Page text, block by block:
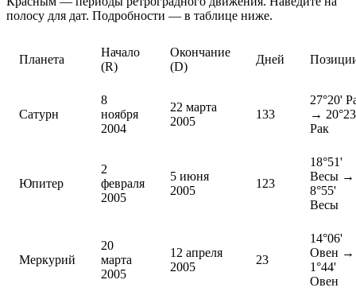
полосу для дат. Подробности — в таблице ниже.
Планета
Начало
(R)
Окончание
(D)
Дней
Сатурн
8
ноября
2004
22 марта
2005
133
27°20'
→
Рак
Юпитер
2
февраля
2005
5 июня
2005
123
18°51'
Весы →
8°55'
Весы
Меркурий
20
марта
2005
12 апреля
2005
23
14°06'
Овен →
1°44'
Овен